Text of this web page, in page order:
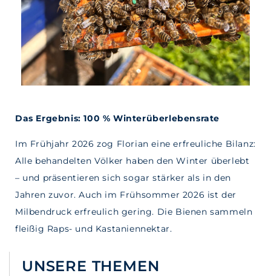
Das Ergebnis: 100 % Winterüberlebensrate
Im Frühjahr 2026 zog Florian eine erfreuliche Bilanz:
Alle behandelten Völker haben den Winter überlebt
– und präsentieren sich sogar stärker als in den
Jahren zuvor. Auch im Frühsommer 2026 ist der
Milbendruck erfreulich gering. Die Bienen sammeln
fleißig Raps- und Kastaniennektar.
UNSERE THEMEN